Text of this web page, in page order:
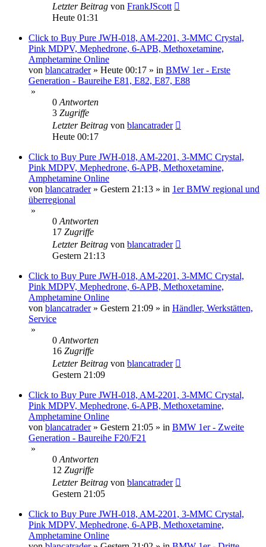
Letzter Beitrag von FrankJScott
Heute 01:31
Click to Buy Pure JWH-018, AM-2201, 3-MMC Crystal,
Pink MDPV, Mephedrone, 6-APB, Methoxetamine,
Amphetamine Online
von blancatrader» Heute 00:17 » in BMW 1er - Erste
Generation - Baureihe E81, E82, E87, E88
»
0 Antworten
3 Zugriffe
Letzter Beitrag von blancatrader
Heute 00:17
Click to Buy Pure JWH-018, AM-2201, 3-MMC Crystal,
Pink MDPV, Mephedrone, 6-APB, Methoxetamine,
Amphetamine Online
von blancatrader» Gestern 21:13 » in 1er BMW regional und
überregional
»
0 Antworten
17 Zugriffe
Letzter Beitrag von blancatrader
Gestern 21:13
Click to Buy Pure JWH-018, AM-2201, 3-MMC Crystal,
Pink MDPV, Mephedrone, 6-APB, Methoxetamine,
Amphetamine Online
von blancatrader» Gestern 21:09 » in Händler, Werkstätten,
Service
»
0 Antworten
16 Zugriffe
Letzter Beitrag von blancatrader
Gestern 21:09
Click to Buy Pure JWH-018, AM-2201, 3-MMC Crystal,
Pink MDPV, Mephedrone, 6-APB, Methoxetamine,
Amphetamine Online
von blancatrader» Gestern 21:05 » in BMW 1er - Zweite
Generation - Baureihe F20/F21
»
0 Antworten
12 Zugriffe
Letzter Beitrag von blancatrader
Gestern 21:05
Click to Buy Pure JWH-018, AM-2201, 3-MMC Crystal,
Pink MDPV, Mephedrone, 6-APB, Methoxetamine,
Amphetamine Online